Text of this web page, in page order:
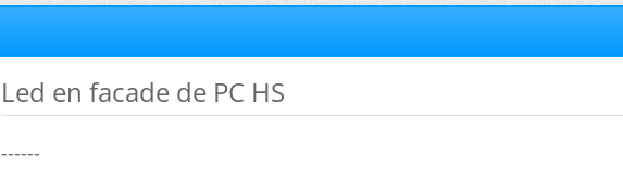
Led en facade de PC HS
------